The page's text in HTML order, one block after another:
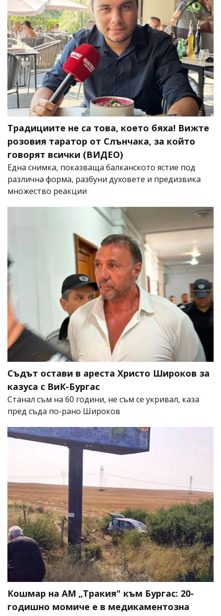
Традициите не са това, което бяха! Вижте
розовия таратор от Слънчака, за който
говорят всички (ВИДЕО)
Една снимка, показваща балканското ястие под
различна форма, разбуни духовете и предизвика
множество реакции
Съдът остави в ареста Христо Широков за
казуса с ВиК-Бургас
Станал съм на 60 години, не съм се укривал, каза
пред съда по-рано Широков
Кошмар на АМ „Тракия" към Бургас: 20-
годишно момиче е в медикаментозна